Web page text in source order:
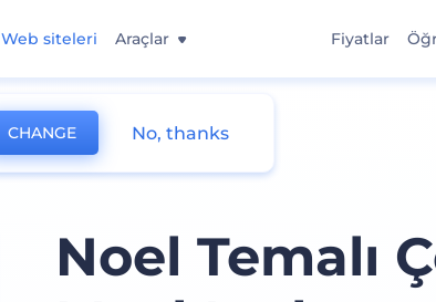
Web siteleri Araçlar Fiyatlar
Noel Temalı
CHANGE No, thanks